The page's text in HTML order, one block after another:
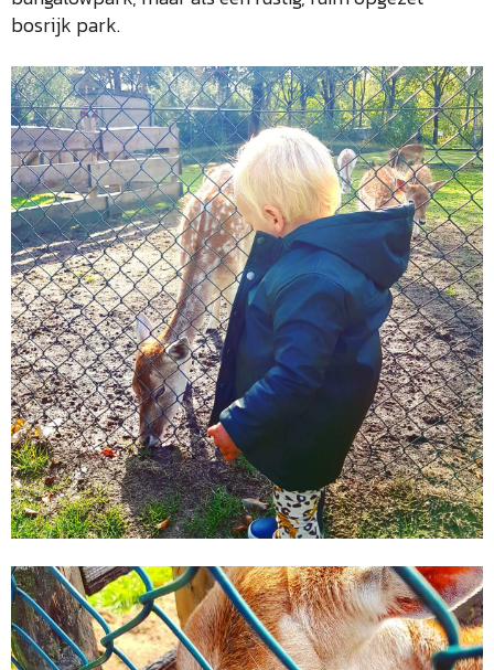
bosrijk park.